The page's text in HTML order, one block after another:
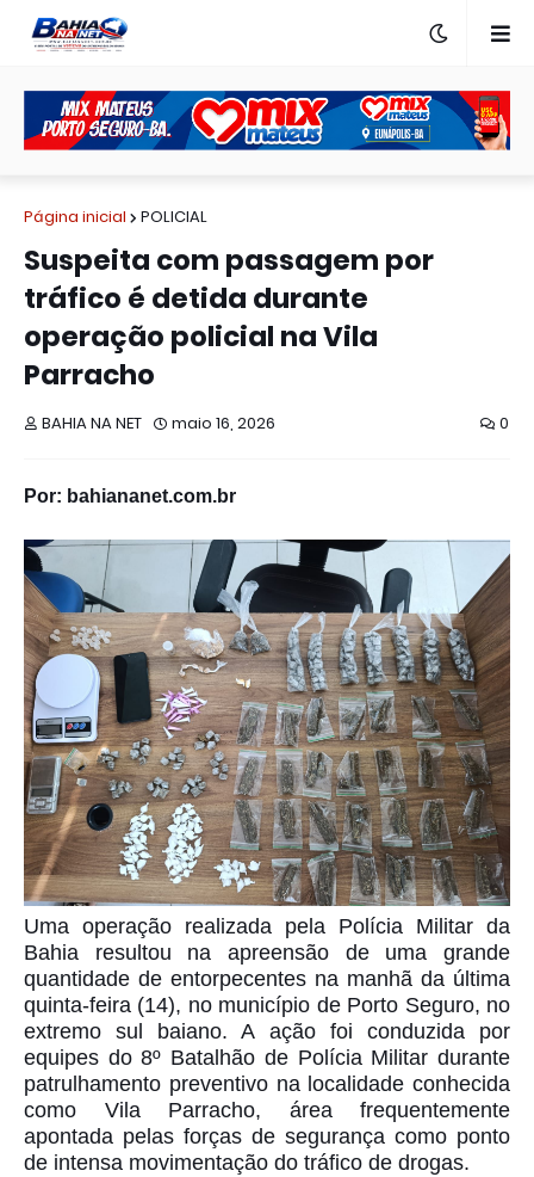
Página inicial POLICIAL
Suspeita com passagem por
tráfico é detida durante
operação policial na Vila
Parracho
BAHIA NA NET maio 16, 2026 0
Por: bahiananet.com.br
Uma operação realizada pela Polícia Militar da
Bahia resultou na apreensão de uma grande
quantidade de entorpecentes na manhã da última
quinta-feira (14), no município de Porto Seguro, no
extremo sul baiano. A ação foi conduzida por
equipes do 8º Batalhão de Polícia Militar durante
patrulhamento preventivo na localidade conhecida
como Vila Parracho, área frequentemente
apontada pelas forças de segurança como ponto
de intensa movimentação do tráfico de drogas.